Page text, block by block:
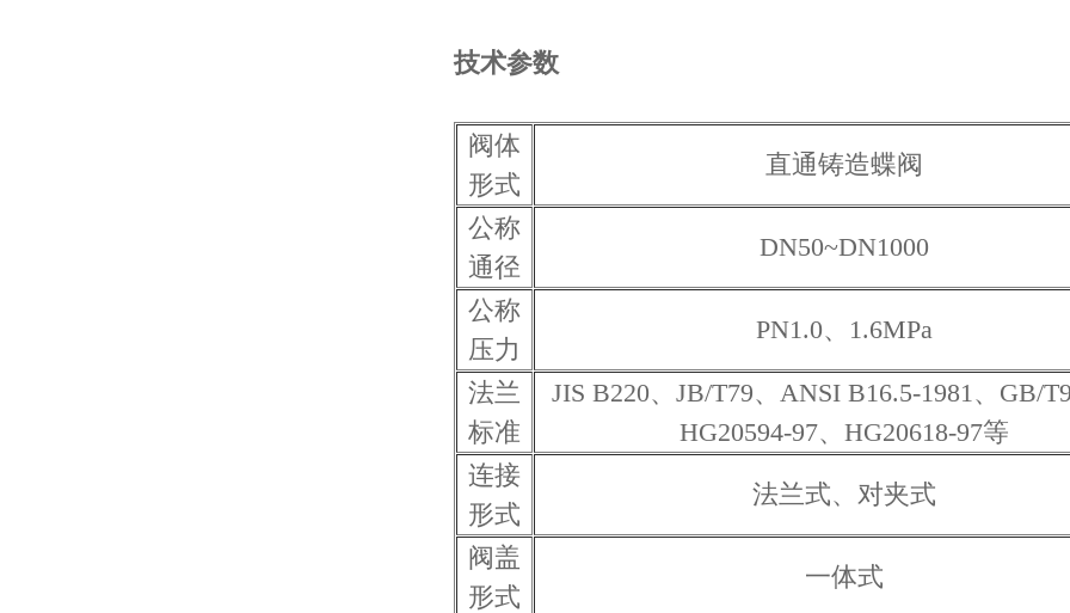
技术参数
阀体
形式
直通铸造蝶阀
公称
通径
DN50~DN1000
公称
压力
PN1.0、1.6MPa
法兰
标准
JIS B220、JB/T79、ANSI B16.5-1981、GB/
HG20594-97、HG20618-97等
连接
形式
法兰式、对夹式
阀盖
形式
一体式